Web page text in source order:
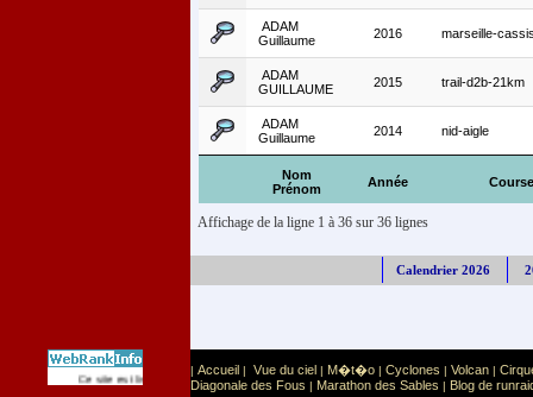
Nom
Prénom
Année Course
ADAM
Guillaume
2016 marseille-
ADAM
GUILLAUME
2015 trail-d2b-21km
ADAM
Guillaume
2014 nid-aigle
Affichage de la ligne 1 à 36 sur 36 lignes
Calendrier 2026
Ce site est list� dans la cat�gorie Sport: Sports extr�mes
| Accueil | Vue du ciel | M�t�o | Cyclones | Volcan |
Diagonale des Fous | Marathon des Sables | Blog de